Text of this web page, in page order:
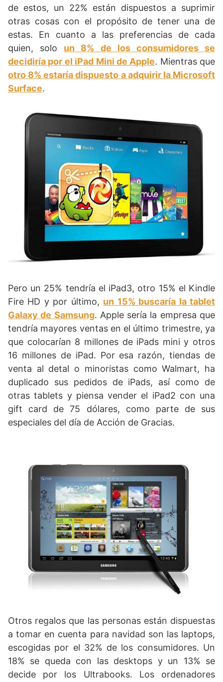
de estos, un 22% están dispuestos a suprimir
otras cosas con el propósito de tener una de
estas. En cuanto a las preferencias de cada
quien, solo un 8% de los consumidores se
decidiría por el iPad Mini de Apple. Mientras que
otro 8% estaría dispuesto a adquirir la Microsoft
Surface.
Pero un 25% tendría el iPad3, otro 15% el Kindle
Fire HD y por último, un 15% buscaría la tablet
Galaxy de Samsung. Apple sería la empresa que
tendría mayores ventas en el último trimestre, ya
que colocarían 8 millones de iPads mini y otros
16 millones de iPad. Por esa razón, tiendas de
venta al detal o minoristas como Walmart, ha
duplicado sus pedidos de iPads, así como de
otras tablets y piensa vender el iPad2 con una
gift card de 75 dólares, como parte de sus
especiales del día de Acción de Gracias.
Otros regalos que las personas están dispuestas
a tomar en cuenta para navidad son las laptops,
escogidas por el 32% de los consumidores. Un
18% se queda con las desktops y un 13% se
decide por los Ultrabooks. Los ordenadores